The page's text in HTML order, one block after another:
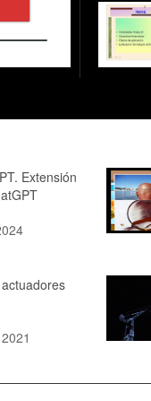
Extensión